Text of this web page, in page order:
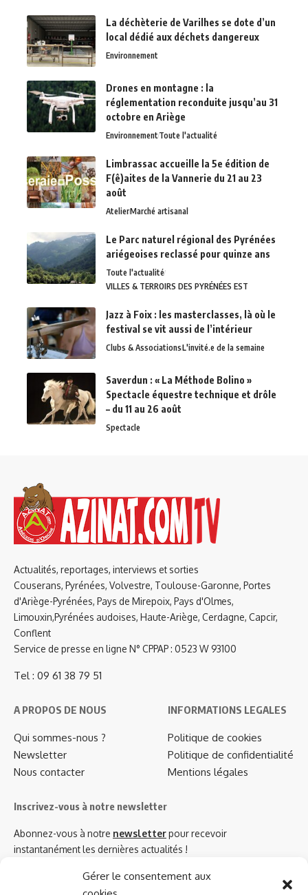
Gérer le consentement aux
La déchèterie de Varilhes se dote d’un
local dédié aux déchets dangereux
Environnement
Drones en montagne : la
réglementation reconduite jusqu’au 31
octobre en Ariège
EnvironnementToute l'actualité
Limbrassac accueille la 5e édition de
F(ê)aites de la Vannerie du 21 au 23
août
AtelierMarché artisanal
Le Parc naturel régional des Pyrénées
ariégeoises reclassé pour quinze ans
Toute l'actualité
VILLES & TERROIRS DES PYRÉNÉES EST
Jazz à Foix : les masterclasses, là où le
festival se vit aussi de l’intérieur
Clubs & AssociationsL'invité.e de la semaine
Saverdun : « La Méthode Bolino »
Spectacle équestre technique et drôle
– du 11 au 26 août
Spectacle
Actualités, reportages, interviews et sorties
Couserans, Pyrénées, Volvestre, Toulouse-Garonne, Portes
d'Ariège-Pyrénées, Pays de Mirepoix, Pays d'Olmes,
Limouxin,Pyrénées audoises, Haute-Ariège, Cerdagne, Capcir,
Conflent
Service de presse en ligne N° CPPAP : 0523 W 93100
Tel : 09 61 38 79 51
A PROPOS DE NOUS
Qui sommes-nous ?
Newsletter
Nous contacter
INFORMATIONS LEGALES
Politique de cookies
Politique de confidentialité
Mentions légales
Inscrivez-vous à notre newsletter
Abonnez-vous à notre newsletterpour recevoir
instantanément les dernières actualités !